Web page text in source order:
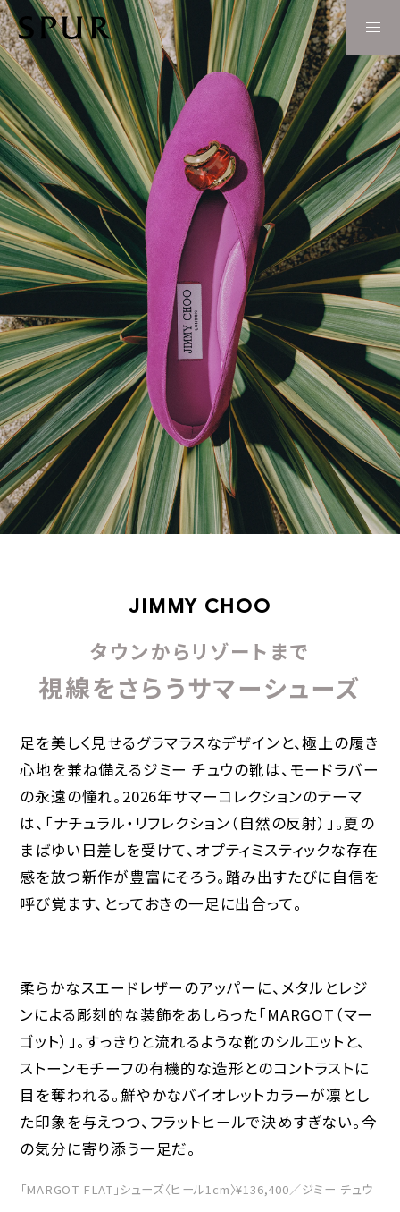
JIMMY CHOO
タウンからリゾートまで
視線をさらうサマーシューズ
足を美しく見せるグラマラスなデザインと、極上の履き
心地を兼ね備えるジミー チュウの靴は、モードラバー
の永遠の憧れ。2026年サマーコレクションのテーマ
は、「ナチュラル・リフレクション（自然の反射）」。夏の
まばゆい日差しを受けて、オプティミスティックな存在
感を放つ新作が豊富にそろう。踏み出すたびに自信を
呼び覚ます、とっておきの一足に出合って。
柔らかなスエードレザーのアッパーに、メタルとレジ
ンによる彫刻的な装飾をあしらった「MARGOT（マー
ゴット）」。すっきりと流れるような靴のシルエットと、
ストーンモチーフの有機的な造形とのコントラストに
目を奪われる。鮮やかなバイオレットカラーが凛とし
た印象を与えつつ、フラットヒールで決めすぎない。今
の気分に寄り添う一足だ。
「MARGOT FLAT」シューズ〈ヒール1cm〉¥136,400／ジミー チュウ